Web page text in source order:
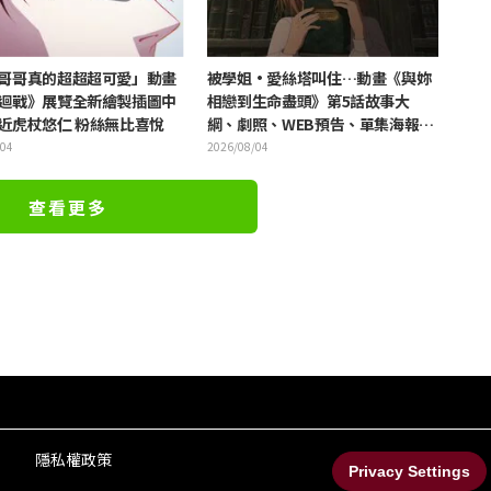
哥真的超超超可愛」動畫
戰》展覽全新繪製插圖中
虎杖悠仁 粉絲無比喜悅
被學姐·愛絲塔叫住…動畫《與妳
相戀到生命盡頭》第5話故事大
綱、劇照、WEB預告、單集海報公
開
2026/08/04
查看更多
隱私權政策
Privacy Settings